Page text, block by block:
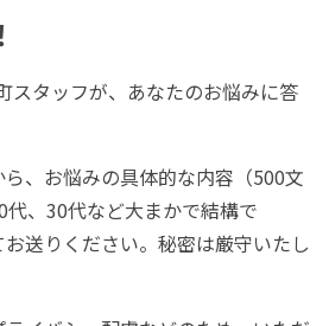
スタッフが、あなたのお悩みに答
、お悩みの具体的な内容（500文
、30代など大まかで結構で
送りください。秘密は厳守いたし